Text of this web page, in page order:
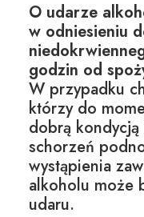
O udarze
w odniesieniu
godzin od
W przypadku
którzy do
dobrą
schorzeń
wystąpienia
alkoholu może
udaru.